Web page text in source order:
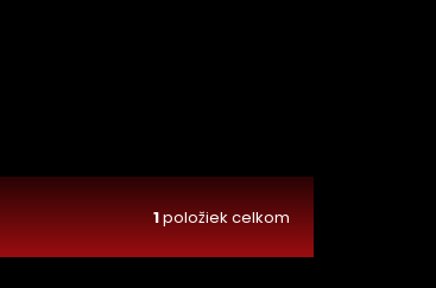
1položiek celkom